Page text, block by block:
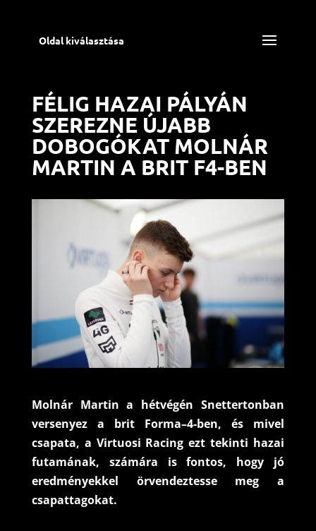
Oldal kiválasztása
FÉLIG HAZAI PÁLYÁN
SZEREZNE ÚJABB
DOBOGÓKAT MOLNÁR
MARTIN A BRIT F4-BEN
Molnár Martin a hétvégén Snettertonban
versenyez a brit Forma–4-ben, és mivel
csapata, a Virtuosi Racing ezt tekinti hazai
futamának, számára is fontos, hogy jó
eredményekkel örvendeztesse meg a
csapattagokat.